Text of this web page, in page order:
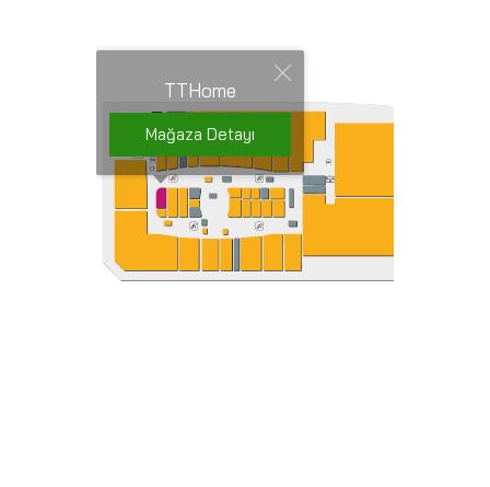
TTHome
Mağaza Detayı